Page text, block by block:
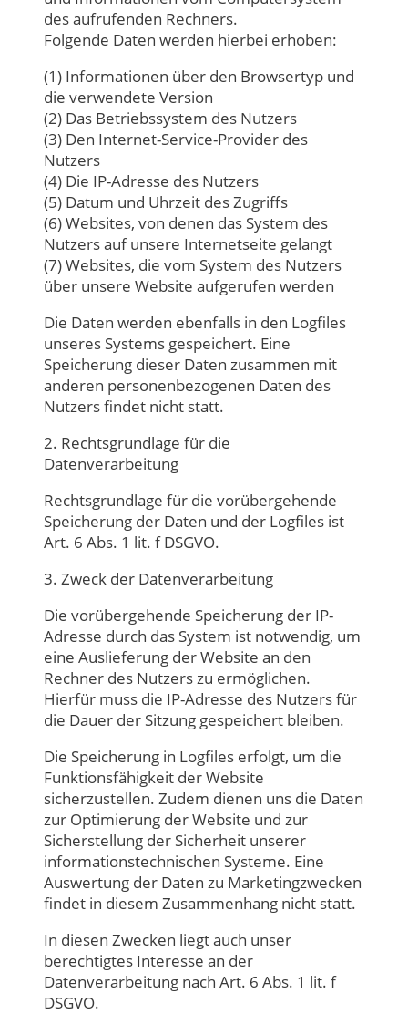
des aufrufenden Rechners.
Folgende Daten werden hierbei erhoben:
(1) Informationen über den Browsertyp und
die verwendete Version
(2) Das Betriebssystem des Nutzers
(3) Den Internet-Service-Provider des
Nutzers
(4) Die IP-Adresse des Nutzers
(5) Datum und Uhrzeit des Zugriffs
(6) Websites, von denen das System des
Nutzers auf unsere Internetseite gelangt
(7) Websites, die vom System des Nutzers
über unsere Website aufgerufen werden
Die Daten werden ebenfalls in den Logfiles
unseres Systems gespeichert. Eine
Speicherung dieser Daten zusammen mit
anderen personenbezogenen Daten des
Nutzers findet nicht statt.
2. Rechtsgrundlage für die
Datenverarbeitung
Rechtsgrundlage für die vorübergehende
Speicherung der Daten und der Logfiles ist
Art. 6 Abs. 1 lit. f DSGVO.
3. Zweck der Datenverarbeitung
Die vorübergehende Speicherung der IP-
Adresse durch das System ist notwendig, um
eine Auslieferung der Website an den
Rechner des Nutzers zu ermöglichen.
Hierfür muss die IP-Adresse des Nutzers für
die Dauer der Sitzung gespeichert bleiben.
Die Speicherung in Logfiles erfolgt, um die
Funktionsfähigkeit der Website
sicherzustellen. Zudem dienen uns die Daten
zur Optimierung der Website und zur
Sicherstellung der Sicherheit unserer
informationstechnischen Systeme. Eine
Auswertung der Daten zu Marketingzwecken
findet in diesem Zusammenhang nicht statt.
In diesen Zwecken liegt auch unser
berechtigtes Interesse an der
Datenverarbeitung nach Art. 6 Abs. 1 lit. f
DSGVO.